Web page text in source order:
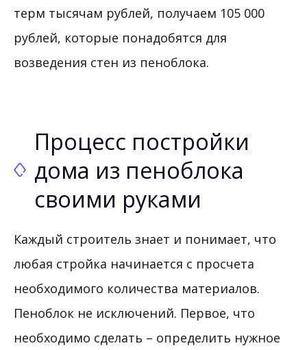
терм тысячам рублей, получаем 105 000
рублей, которые понадобятся для
возведения стен из пеноблока.
Процесс постройки
дома из пеноблока
своими руками
Каждый строитель знает и понимает, что
любая стройка начинается с просчета
необходимого количества материалов.
Пеноблок не исключений. Первое, что
необходимо сделать – определить нужное